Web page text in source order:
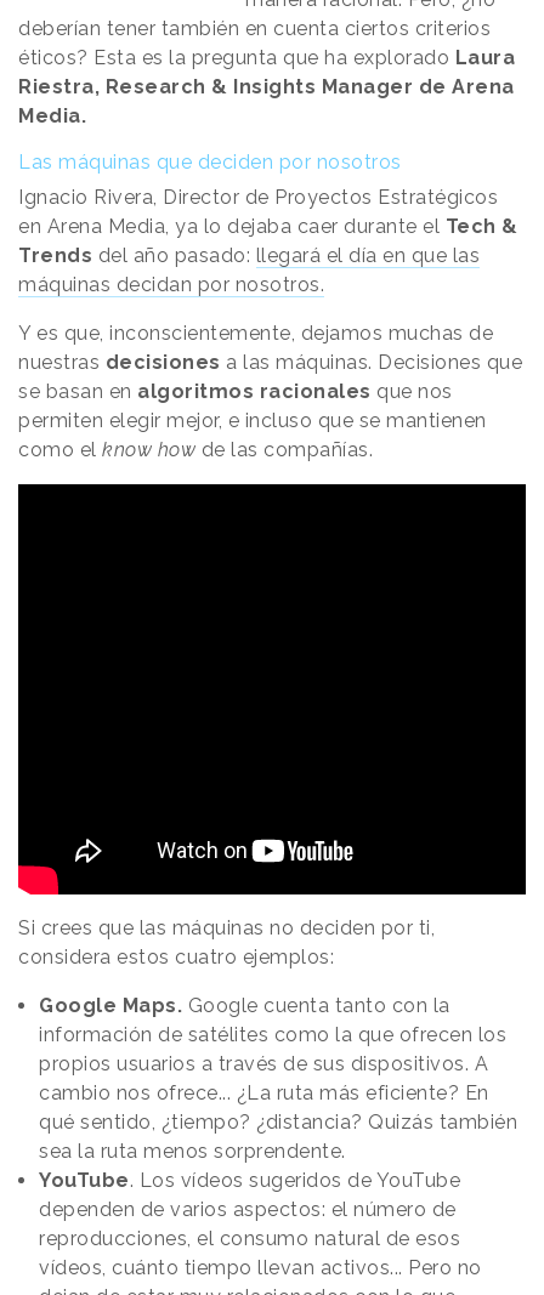
deberían tener también en cuenta ciertos criterios
éticos? Esta es la pregunta que ha explorado Laura
Riestra, Research & Insights Manager de Arena
Media.
Las máquinas que deciden por nosotros
Ignacio Rivera, Director de Proyectos Estratégicos
en Arena Media, ya lo dejaba caer durante el Tech &
Trends del año pasado: llegará el día en que las
máquinas decidan por nosotros.
Y es que, inconscientemente, dejamos muchas de
nuestras decisiones a las máquinas. Decisiones que
se basan en algoritmos racionales que nos
permiten elegir mejor, e incluso que se mantienen
como el know how de las compañías.
Si crees que las máquinas no deciden por ti,
considera estos cuatro ejemplos:
Google Maps. Google cuenta tanto con la
información de satélites como la que ofrecen los
propios usuarios a través de sus dispositivos. A
cambio nos ofrece... ¿La ruta más eficiente? En
qué sentido, ¿tiempo? ¿distancia? Quizás también
sea la ruta menos sorprendente.
YouTube. Los vídeos sugeridos de YouTube
dependen de varios aspectos: el número de
reproducciones, el consumo natural de esos
vídeos, cuánto tiempo llevan activos... Pero no